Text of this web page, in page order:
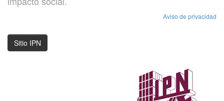
Aviso de privacidad
Sitio IPN